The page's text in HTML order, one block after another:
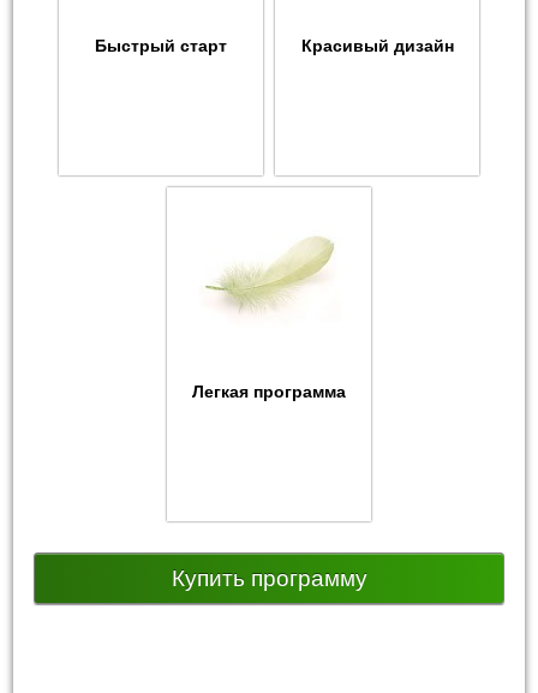
Быстрый старт Красивый дизайн
Легкая программа
Купить программу